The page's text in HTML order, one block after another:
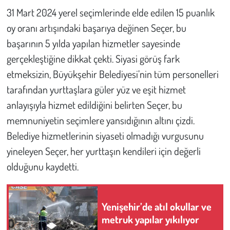
31 Mart 2024 yerel seçimlerinde elde edilen 15 puanlık
oy oranı artışındaki başarıya değinen Seçer, bu
başarının 5 yılda yapılan hizmetler sayesinde
gerçekleştiğine dikkat çekti. Siyasi görüş fark
etmeksizin, Büyükşehir Belediyesi’nin tüm personelleri
tarafından yurttaşlara güler yüz ve eşit hizmet
anlayışıyla hizmet edildiğini belirten Seçer, bu
memnuniyetin seçimlere yansıdığının altını çizdi.
Belediye hizmetlerinin siyaseti olmadığı vurgusunu
yineleyen Seçer, her yurttaşın kendileri için değerli
olduğunu kaydetti.
Yenişehir’de atıl okullar ve
metruk yapılar yıkılıyor